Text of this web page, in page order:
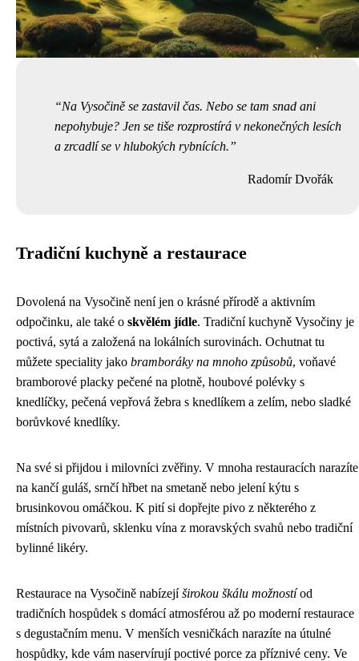
Na Vysočině se zastavil čas. Nebo se tam snad ani
nepohybuje? Jen se tiše rozprostírá v nekonečných lesích
a zrcadlí se v hlubokých rybnících.
Radomír Dvořák
Tradiční kuchyně a restaurace
Dovolená na Vysočině není jen o krásné přírodě a aktivním
odpočinku, ale také o skvělém jídle. Tradiční kuchyně Vysočiny je
poctivá, sytá a založená na lokálních surovinách. Ochutnat tu
můžete speciality jako bramboráky na mnoho způsobů, voňavé
bramborové placky pečené na plotně, houbové polévky s
knedlíčky, pečená vepřová žebra s knedlíkem a zelím, nebo sladké
borůvkové knedlíky.
Na své si přijdou i milovníci zvěřiny. V mnoha restauracích narazíte
na kančí guláš, srnčí hřbet na smetaně nebo jelení kýtu s
brusinkovou omáčkou. K pití si dopřejte pivo z některého z
místních pivovarů, sklenku vína z moravských svahů nebo tradiční
bylinné likéry.
Restaurace na Vysočině nabízejíširokou škálu možnostíod
tradičních hospůdek s domácí atmosférou až po moderní restaurace
s degustačním menu. V menších vesničkách narazíte na útulné
hospůdky, kde vám naservírují poctivé porce za příznivé ceny. Ve